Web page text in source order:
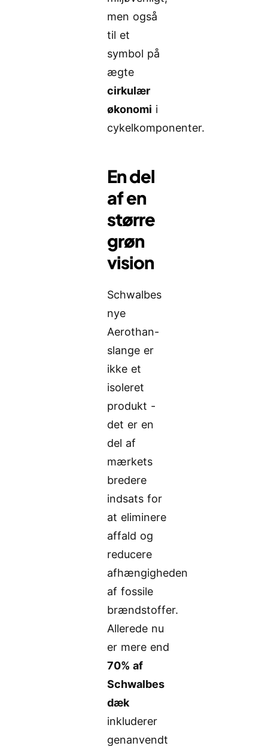
men også
til et
symbol på
ægte
cirkulær
økonomi i
cykelkomponenter.
En del
af en
større
grøn
vision
Schwalbes
nye
Aerothan-
slange er
ikke et
isoleret
produkt -
det er en
del af
mærkets
bredere
indsats for
at eliminere
affald og
reducere
afhængigheden
af fossile
brændstoffer.
Allerede nu
er mere end
70% af
Schwalbes
dæk
inkluderer
genanvendt